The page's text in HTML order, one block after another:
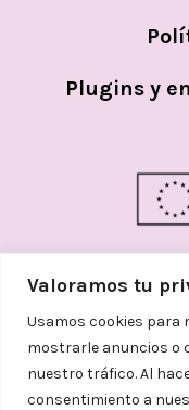
Valoramos tu
Usamos cookies para
mostrarle anuncios o
nuestro tráfico. Al
consentimiento a
Plugins y